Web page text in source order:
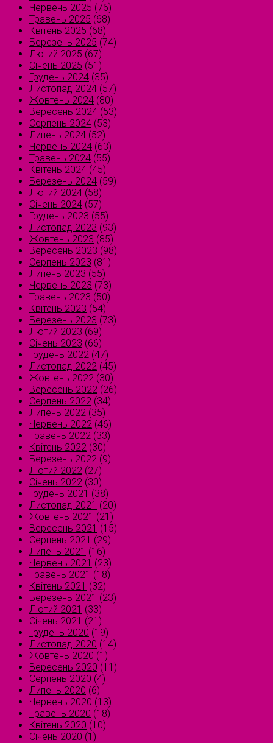
Червень 2025 (76)
Травень 2025 (68)
Квітень 2025 (68)
Березень 2025 (74)
Лютий 2025 (67)
Січень 2025 (51)
Грудень 2024 (35)
Листопад 2024 (57)
Жовтень 2024 (80)
Вересень 2024 (53)
Серпень 2024 (53)
Липень 2024 (52)
Червень 2024 (63)
Травень 2024 (55)
Квітень 2024 (45)
Березень 2024 (59)
Лютий 2024 (58)
Січень 2024 (57)
Грудень 2023 (55)
Листопад 2023 (93)
Жовтень 2023 (85)
Вересень 2023 (98)
Серпень 2023 (81)
Липень 2023 (55)
Червень 2023 (73)
Травень 2023 (50)
Квітень 2023 (54)
Березень 2023 (73)
Лютий 2023 (69)
Січень 2023 (66)
Грудень 2022 (47)
Листопад 2022 (45)
Жовтень 2022 (30)
Вересень 2022 (26)
Серпень 2022 (34)
Липень 2022 (35)
Червень 2022 (46)
Травень 2022 (33)
Квітень 2022 (30)
Березень 2022 (9)
Лютий 2022 (27)
Січень 2022 (30)
Грудень 2021 (38)
Листопад 2021 (20)
Жовтень 2021 (21)
Вересень 2021 (15)
Серпень 2021 (29)
Липень 2021 (16)
Червень 2021 (23)
Травень 2021 (18)
Квітень 2021 (32)
Березень 2021 (23)
Лютий 2021 (33)
Січень 2021 (21)
Грудень 2020 (19)
Листопад 2020 (14)
Жовтень 2020 (1)
Вересень 2020 (11)
Серпень 2020 (4)
Липень 2020 (6)
Червень 2020 (13)
Травень 2020 (18)
Квітень 2020 (10)
Січень 2020 (1)